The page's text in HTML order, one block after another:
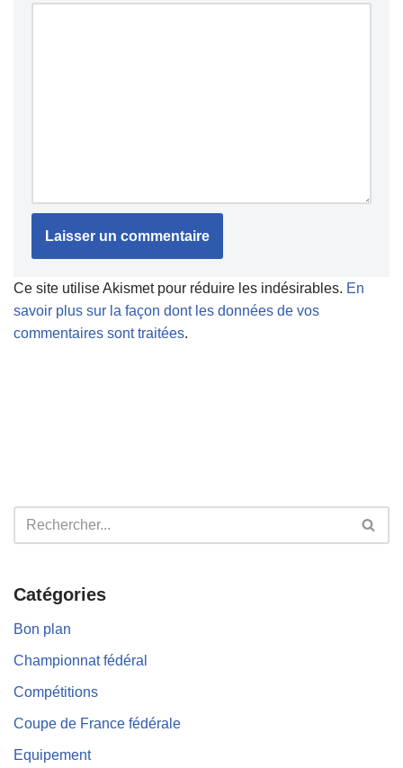
Ce site utilise Akismet pour réduire les indésirables. En
savoir plus sur la façon dont les données de vos
commentaires sont traitées.
Catégories
Bon plan
Championnat fédéral
Compétitions
Coupe de France fédérale
Equipement